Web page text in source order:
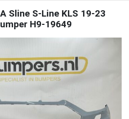
Sline S-Line KLS 19-23
H9-19649